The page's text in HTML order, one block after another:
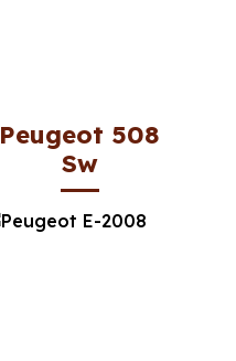
Peugeot 508
Sw